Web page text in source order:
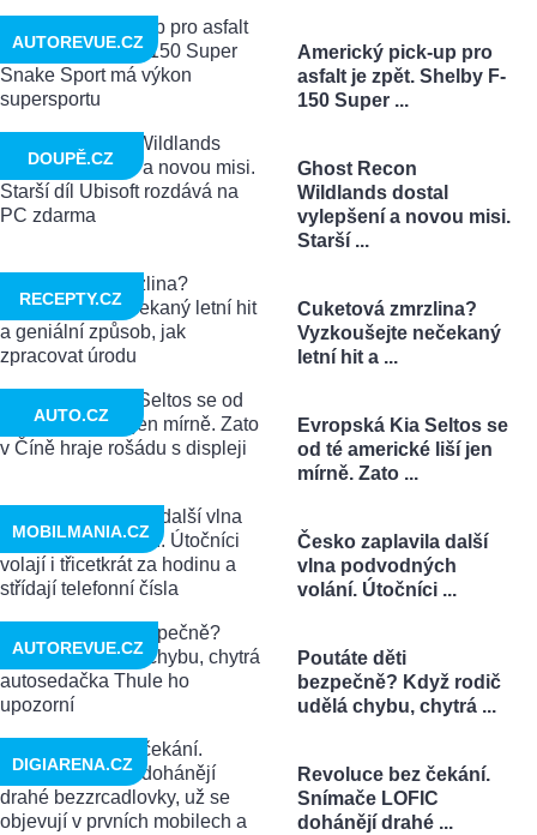
Americký pick-up pro
asfalt je zpět. Shelby F-
150 Super ...
AUTOREVUE.CZ
Ghost Recon
Wildlands dostal
vylepšení a novou misi.
Starší ...
DOUPĚ.CZ
Cuketová zmrzlina?
Vyzkoušejte nečekaný
letní hit a ...
RECEPTY.CZ
Evropská Kia Seltos se
od té americké liší jen
mírně. Zato ...
AUTO.CZ
Česko zaplavila další
vlna podvodných
volání. Útočníci ...
MOBILMANIA.CZ
Poutáte děti
bezpečně? Když rodič
udělá chybu, chytrá ...
AUTOREVUE.CZ
Revoluce bez čekání.
Snímače LOFIC
dohánějí drahé ...
DIGIARENA.CZ